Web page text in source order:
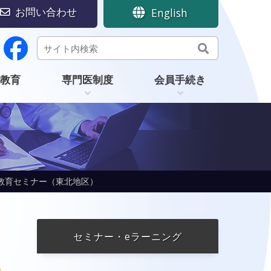
English
お問い合わせ
育 専門医制度 会員手続き
セミナー（東北地区）
セミナー・eラーニング